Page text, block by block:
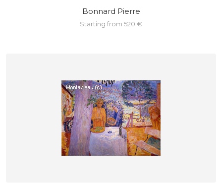
Bonnard Pierre
starting from 520 €